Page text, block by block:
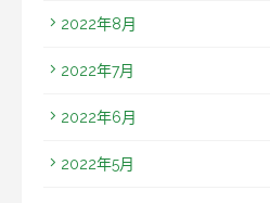
2022年8月
2022年7月
2022年6月
2022年5月